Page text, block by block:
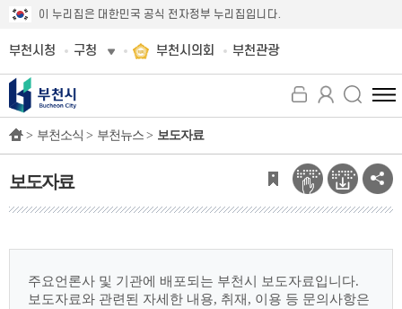
이 누리집은 대한민국 공식 전자정부 누리집입니다.
부천시청 구청 부천시의회 부천관광
전
체
뉴
보
기
> 부천소식 > 부천뉴스 > 보도자료
보도자료
주요언론사 및 기관에 배포되는 부천시 보도자료입니다.
보도자료와 관련된 자세한 내용, 취재, 이용 등 문의사항은